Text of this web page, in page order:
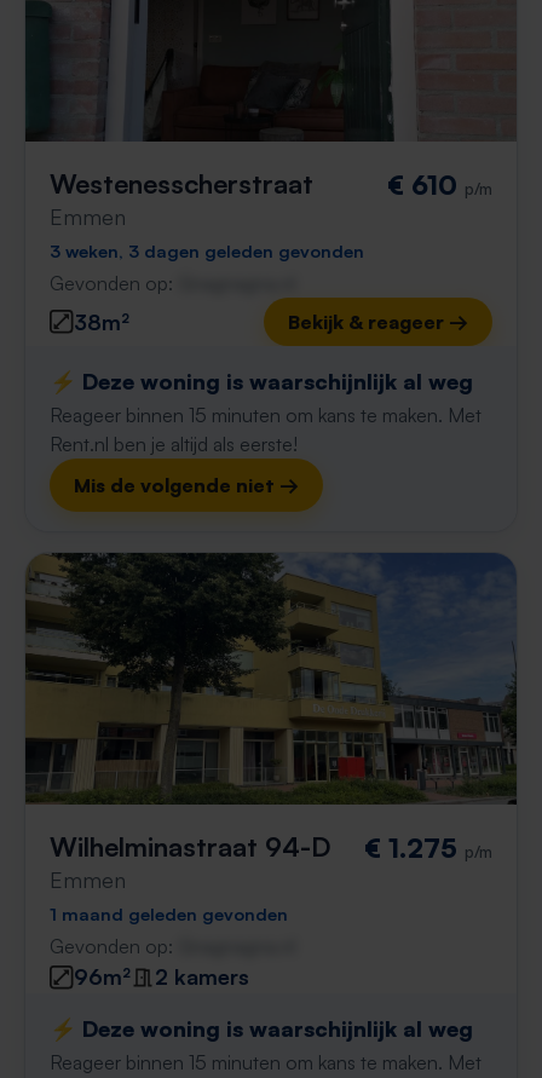
Westenesscherstraat
Emmen
€ 610 p/m
3 weken, 3 dagen geleden gevonden
Gevonden op:
38m² Bekijk & reageer →
⚡️ Deze woning is waarschijnlijk al weg
Reageer binnen 15 minuten om kans te maken. Met
Rent.nl ben je altijd als eerste!
Mis de volgende niet →
Wilhelminastraat 94-D
Emmen
€ 1.275 p/m
1 maand geleden gevonden
Gevonden op:
96m²
2 kamers
⚡️ Deze woning is waarschijnlijk al weg
Reageer binnen 15 minuten om kans te maken. Met